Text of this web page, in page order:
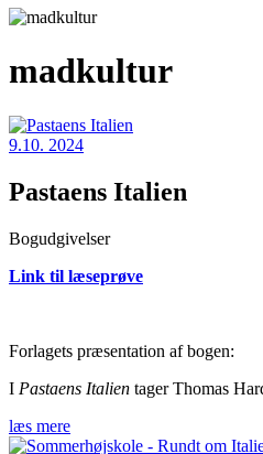
madkultur
9.10. 2024
Pastaens Italien
Bogudgivelser
Link til læseprøve
Forlagets præsentation af bogen:
I Pastaens Italien tager Thomas
læs mere